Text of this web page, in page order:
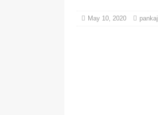
May 10, 2020 pankaj